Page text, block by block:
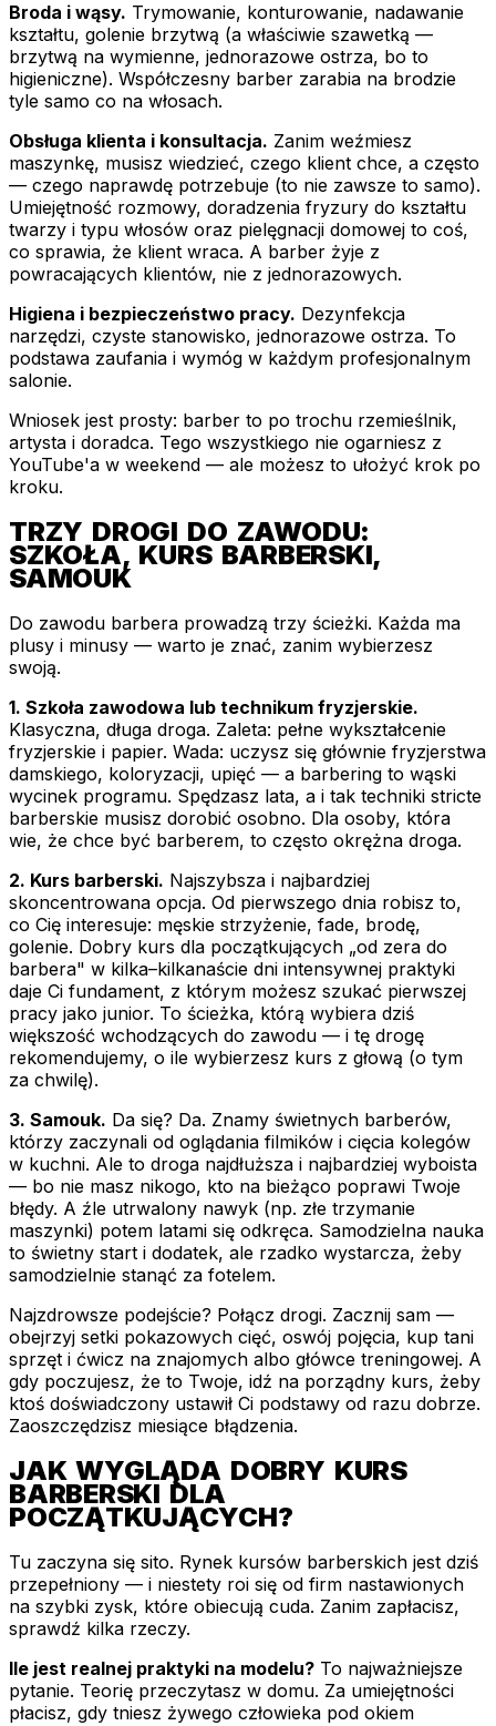
Broda i wąsy. Trymowanie, konturowanie, nadawanie
kształtu, golenie brzytwą (a właściwie szawetką —
brzytwą na wymienne, jednorazowe ostrza, bo to
higieniczne). Współczesny barber zarabia na brodzie
tyle samo co na włosach.
Obsługa klienta i konsultacja. Zanim weźmiesz
maszynkę, musisz wiedzieć, czego klient chce, a często
— czego naprawdę potrzebuje (to nie zawsze to samo).
Umiejętność rozmowy, doradzenia fryzury do kształtu
twarzy i typu włosów oraz pielęgnacji domowej to coś,
co sprawia, że klient wraca. A barber żyje z
powracających klientów, nie z jednorazowych.
Higiena i bezpieczeństwo pracy. Dezynfekcja
narzędzi, czyste stanowisko, jednorazowe ostrza. To
podstawa zaufania i wymóg w każdym profesjonalnym
salonie.
Wniosek jest prosty: barber to po trochu rzemieślnik,
artysta i doradca. Tego wszystkiego nie ogarniesz z
YouTube'a w weekend — ale możesz to ułożyć krok po
kroku.
TRZY DROGI DO ZAWODU:
SZKOŁA, KURS BARBERSKI,
SAMOUK
Do zawodu barbera prowadzą trzy ścieżki. Każda ma
plusy i minusy — warto je znać, zanim wybierzesz
swoją.
1. Szkoła zawodowa lub technikum fryzjerskie.
Klasyczna, długa droga. Zaleta: pełne wykształcenie
fryzjerskie i papier. Wada: uczysz się głównie fryzjerstwa
damskiego, koloryzacji, upięć — a barbering to wąski
wycinek programu. Spędzasz lata, a i tak techniki stricte
barberskie musisz dorobić osobno. Dla osoby, która
wie, że chce być barberem, to często okrężna droga.
2. Kurs barberski. Najszybsza i najbardziej
skoncentrowana opcja. Od pierwszego dnia robisz to,
co Cię interesuje: męskie strzyżenie, fade, brodę,
golenie. Dobry kurs dla początkujących „od zera do
barbera" w kilka–kilkanaście dni intensywnej praktyki
daje Ci fundament, z którym możesz szukać pierwszej
pracy jako junior. To ścieżka, którą wybiera dziś
większość wchodzących do zawodu — i tę drogę
rekomendujemy, o ile wybierzesz kurs z głową (o tym
za chwilę).
3. Samouk. Da się? Da. Znamy świetnych barberów,
którzy zaczynali od oglądania filmików i cięcia kolegów
w kuchni. Ale to droga najdłuższa i najbardziej wyboista
— bo nie masz nikogo, kto na bieżąco poprawi Twoje
błędy. A źle utrwalony nawyk (np. złe trzymanie
maszynki) potem latami się odkręca. Samodzielna nauka
to świetny start i dodatek, ale rzadko wystarcza, żeby
samodzielnie stanąć za fotelem.
Najzdrowsze podejście? Połącz drogi. Zacznij sam —
obejrzyj setki pokazowych cięć, oswój pojęcia, kup tani
sprzęt i ćwicz na znajomych albo główce treningowej. A
gdy poczujesz, że to Twoje, idź na porządny kurs, żeby
ktoś doświadczony ustawił Ci podstawy od razu dobrze.
Zaoszczędzisz miesiące błądzenia.
JAK WYGLĄDA DOBRY KURS
BARBERSKI DLA
POCZĄTKUJĄCYCH?
Tu zaczyna się sito. Rynek kursów barberskich jest dziś
przepełniony — i niestety roi się od firm nastawionych
na szybki zysk, które obiecują cuda. Zanim zapłacisz,
sprawdź kilka rzeczy.
Ile jest realnej praktyki na modelu? To najważniejsze
pytanie. Teorię przeczytasz w domu. Za umiejętności
płacisz, gdy tniesz żywego człowieka pod okiem